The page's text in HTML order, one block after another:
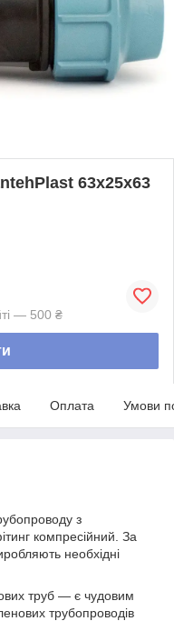
63х25х63
— 500 ₴
Оплата Умови
з
компресійний. За
необхідні
труб — є чудовим
трубопроводів